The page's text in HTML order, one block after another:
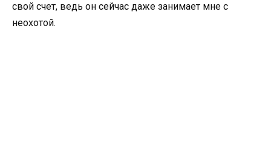
свой счет, ведь он сейчас даже занимает мне с
неохотой.